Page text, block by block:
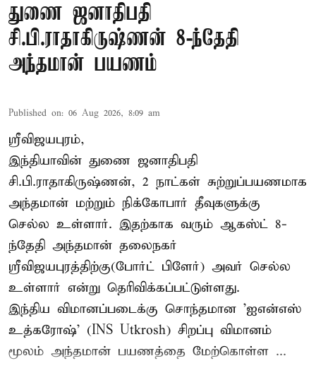
துணை ஜனாதிபதி
சி.பி.ராதாகிருஷ்ணன் 8-ந்தேதி
அந்தமான் பயணம்
Published on: 06 Aug 2026, 8:09 am
ஸ்ரீவிஜயபுரம்,
இந்தியாவின் துணை ஜனாதிபதி
சி.பி.ராதாகிருஷ்ணன், 2 நாட்கள் சுற்றுப்பயணமாக
அந்தமான் மற்றும் நிக்கோபார் தீவுகளுக்கு
செல்ல உள்ளார். இதற்காக வரும் ஆகஸ்ட் 8-
ந்தேதி அந்தமான் தலைநகர்
ஸ்ரீவிஜயபுரத்திற்கு(போர்ட் பிளேர்) அவர் செல்ல
உள்ளார் என்று தெரிவிக்கப்பட்டுள்ளது.
இந்திய விமானப்படைக்கு சொந்தமான 'ஐஎன்எஸ்
உத்கரோஷ்' (INS Utkrosh) சிறப்பு விமானம்
மூலம் அந்தமான் பயணத்தை மேற்கொள்ள ...